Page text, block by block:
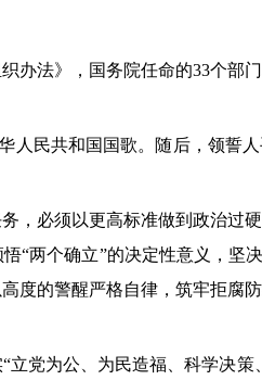
办法》，国务院任命的33个部
民共和国国歌。随后，领誓
，必须以更高标准做到政治过
两个确立”的决定性意义，坚
度的警醒严格自律，筑牢拒腐
党为公、为民造福、科学决